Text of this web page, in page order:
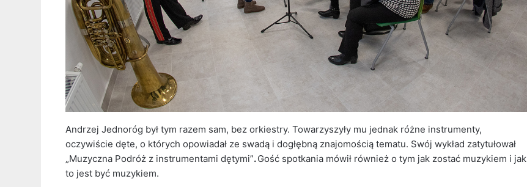
Andrzej Jednoróg był tym razem sam, bez orkiestry. Towarzyszyły mu jednak różne instrumenty,
oczywiście dęte, o których opowiadał ze swadą i dogłębną znajomością tematu. Swój wykład zatytułował
„Muzyczna Podróż z instrumentami dętymi”.Gość spotkania mówił również o tym jak zostać muzykiem i jak
to jest być muzykiem.